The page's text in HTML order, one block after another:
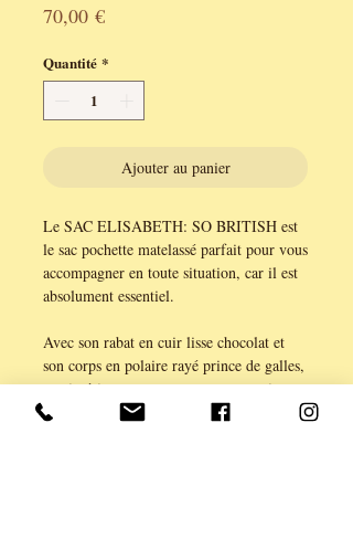
70,00 €Prix
Quantité *
Ajouter au panier
Le SAC ELISABETH: SO BRITISH est
le sac pochette matelassé parfait pour vous
accompagner en toute situation, car il est
absolument essentiel.
Avec son rabat en cuir lisse chocolat et
son corps en polaire rayé prince de galles,
son intérieur en coton marron assorti, ce
sac est à la fois élégant et pratique. Avec